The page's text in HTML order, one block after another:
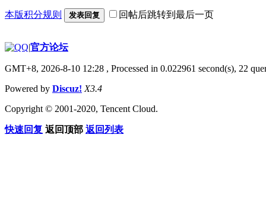
本版积分规则 发表回复 回帖后跳转到最后一页
|官方论坛
GMT+8, 2026-8-10 12:28 , Processed in 0.022961 second(s), 22
Powered by Discuz! X3.4
Copyright © 2001-2020, Tencent Cloud.
快速回复 返回顶部 返回列表